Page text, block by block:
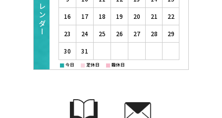
16 17 18 19 20 21 22
23 24 25 26 27 28 29
30 31
■今日 ■ 定休日 ■ 臨休日